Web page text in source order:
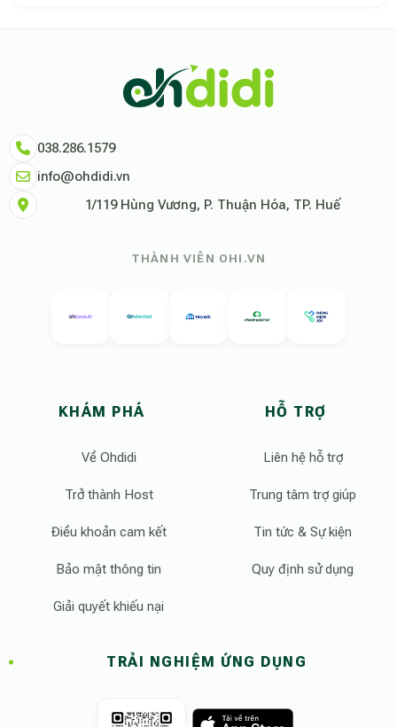
Ohdidi Facebook Official,
038.286.1579
info@ohdidi.vn
1/119 Hùng Vương, P. Thuận Hóa, TP. Huế
THÀNH VIÊN OHI.VN
KHÁM PHÁ
Về Ohdidi
Trở thành Host
Điều khoản cam kết
Bảo mật thông tin
Giải quyết khiếu nại
HỖ TRỢ
Liên hệ hỗ trợ
Trung tâm trợ giúp
Tin tức & Sự kiện
Quy định sử dụng
TRẢI NGHIỆM ỨNG DỤNG